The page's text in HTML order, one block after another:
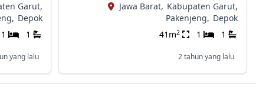
Garut,
Depok
1 1
yang lalu
Jawa Barat, Kabupaten Garut,
Pakenjeng, Depok
41m2 1 1
2 tahun yang lalu